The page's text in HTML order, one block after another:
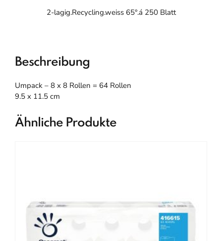
2-lagig.Recycling.weiss 65°.á 250 Blatt
Beschreibung
Umpack – 8 x 8 Rollen = 64 Rollen
9.5 x 11.5 cm
Ähnliche Produkte